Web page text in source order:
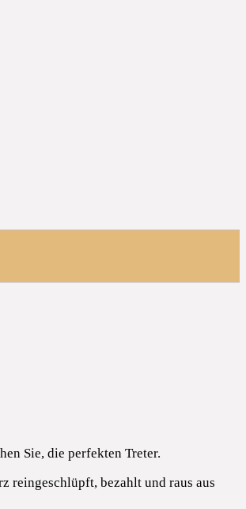
Sie, die perfekten Treter.
reingeschlüpft, bezahlt und raus aus